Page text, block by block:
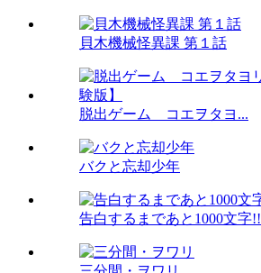
貝木機械怪異課 第１話
脱出ゲーム コエヲタヨ...
バクと忘却少年
告白するまであと1000文字!!